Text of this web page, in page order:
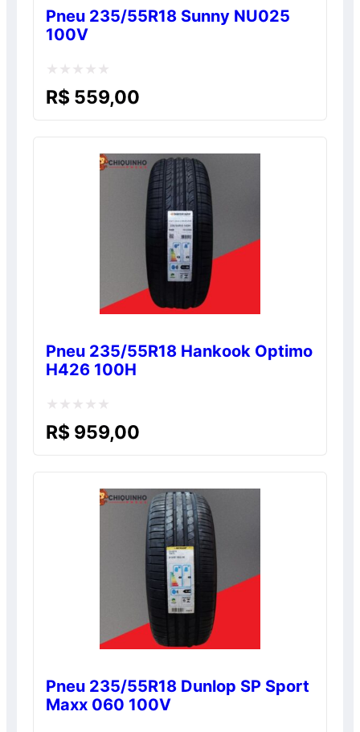
Pneu 235/55R18 Sunny NU025
100V
Avaliação
R$ 559,00
Pneu 235/55R18 Hankook Optimo
H426 100H
Avaliação
R$ 959,00
Pneu 235/55R18 Dunlop SP Sport
Maxx 060 100V